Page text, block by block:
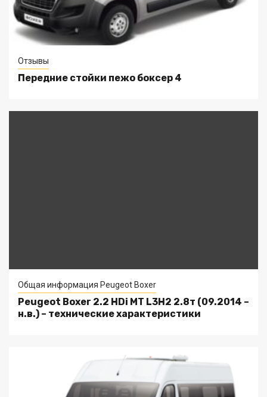
Отзывы
Передние стойки пежо боксер 4
Общая информация Peugeot Boxer
Peugeot Boxer 2.2 HDi MT L3H2 2.8т (09.2014 –
н.в.) – технические характеристики